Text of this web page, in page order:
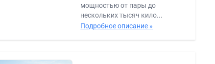
мощностью от пары до
нескольких тысяч кило...
Подробное описание »